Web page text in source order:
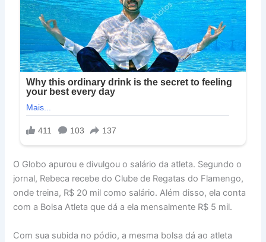
O Globo apurou e divulgou o salário da atleta. Segundo o
jornal, Rebeca recebe do Clube de Regatas do Flamengo,
onde treina, R$ 20 mil como salário. Além disso, ela conta
com a Bolsa Atleta que dá a ela mensalmente R$ 5 mil.
Com sua subida no pódio, a mesma bolsa dá ao atleta